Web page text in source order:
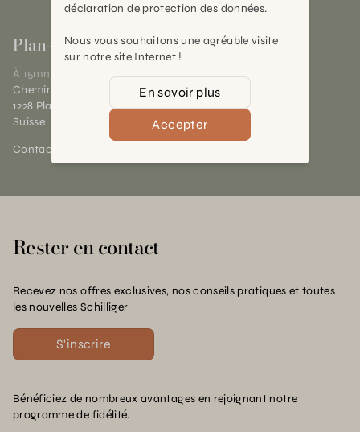
Plan-les-Ouates
À 15mn du centre de Genève
Chemin des Charrotons 25
1228 Plan-les-Ouates (GE)
Suisse
Contact et horaires
Rester en contact
Recevez nos offres exclusives, nos conseils pratiques et toutes
les nouvelles Schilliger
S'inscrire
Bénéficiez de nombreux avantages en rejoignant notre
programme de fidélité.
déclaration de protection des données.
Nous vous souhaitons une agréable visite
sur notre site Internet !
En savoir plus
Accepter